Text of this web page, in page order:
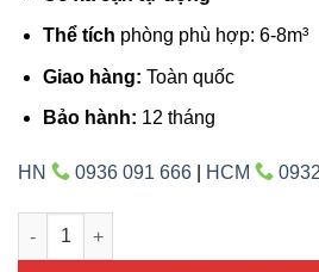
Thể tích phòng phù hợp: 6-8m³
Giao hàng: Toàn quốc
Bảo hành: 12 tháng
HN 0936 091 666 HCM
Máy xông hơi ướt Coast 15KW -